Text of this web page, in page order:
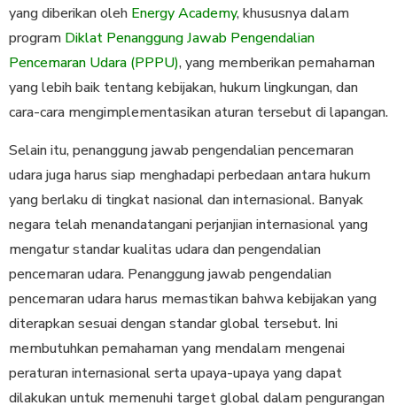
yang diberikan oleh Energy Academy, khususnya dalam
program Diklat Penanggung Jawab Pengendalian
Pencemaran Udara (PPPU), yang memberikan pemahaman
yang lebih baik tentang kebijakan, hukum lingkungan, dan
cara-cara mengimplementasikan aturan tersebut di lapangan.
Selain itu, penanggung jawab pengendalian pencemaran
udara juga harus siap menghadapi perbedaan antara hukum
yang berlaku di tingkat nasional dan internasional. Banyak
negara telah menandatangani perjanjian internasional yang
mengatur standar kualitas udara dan pengendalian
pencemaran udara. Penanggung jawab pengendalian
pencemaran udara harus memastikan bahwa kebijakan yang
diterapkan sesuai dengan standar global tersebut. Ini
membutuhkan pemahaman yang mendalam mengenai
peraturan internasional serta upaya-upaya yang dapat
dilakukan untuk memenuhi target global dalam pengurangan